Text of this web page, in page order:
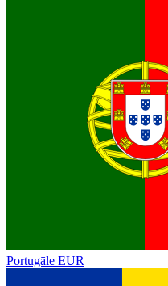
Portugāle EUR